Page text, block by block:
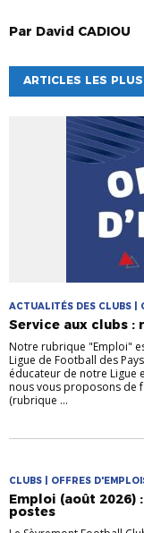
Par David CADIOU
ARTICLES LES
ACTUALITÉS DES CLUBS |
Service aux clubs :
Notre rubrique "Emploi"
Ligue de Football des
éducateur de notre Ligue
nous vous proposons de
(rubrique ...
CLUBS | OFFRES
Emploi (août 2026)
postes